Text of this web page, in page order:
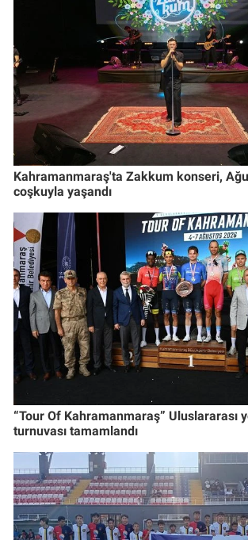
Kahramanmaraş'ta Zakkum konseri,
coşkuyla yaşandı
“Tour Of Kahramanmaraş” Uluslararası
turnuvası tamamlandı